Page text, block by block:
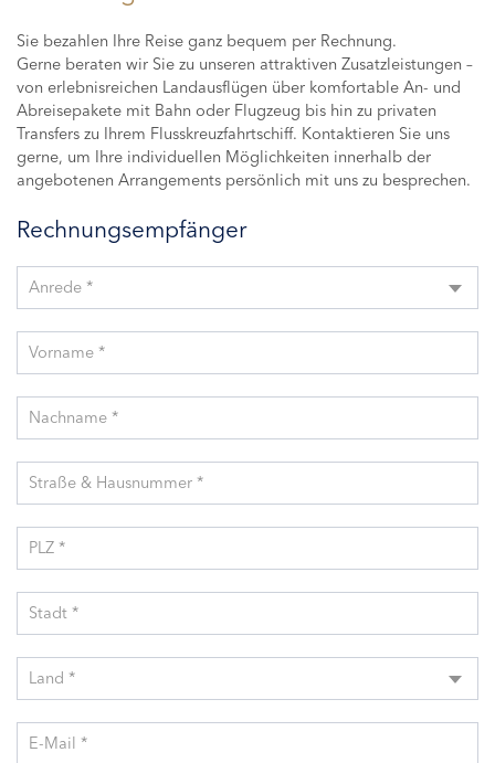
Sie bezahlen Ihre Reise ganz bequem per Rechnung.
Gerne beraten wir Sie zu unseren attraktiven Zusatzleistungen –
von erlebnisreichen Landausflügen über komfortable An- und
Abreisepakete mit Bahn oder Flugzeug bis hin zu privaten
Transfers zu Ihrem Flusskreuzfahrtschiff. Kontaktieren Sie uns
gerne, um Ihre individuellen Möglichkeiten innerhalb der
angebotenen Arrangements persönlich mit uns zu besprechen.
Rechnungsempfänger
Anrede *
Vorname *
Nachname *
Straße & Hausnummer *
PLZ *
Stadt *
Land *
E-Mail *